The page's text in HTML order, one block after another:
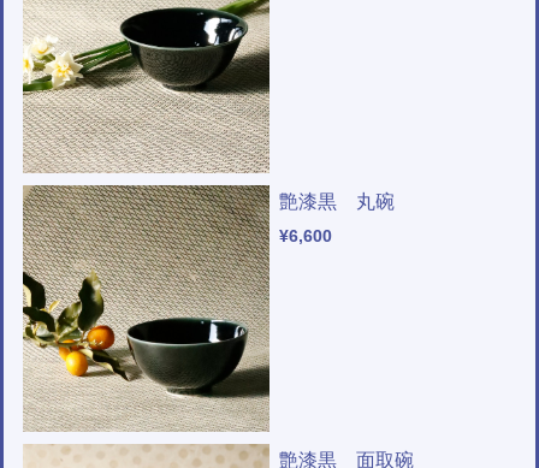
艶漆黒 丸碗
¥6,600
艶漆黒 面取碗